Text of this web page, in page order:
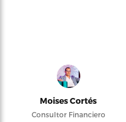
Moises Cortés
Consultor Financiero